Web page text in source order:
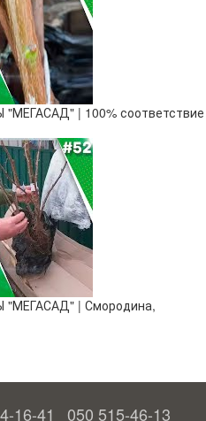
| 100% соответствие
| Смородина,
16-41 050 515-46-13